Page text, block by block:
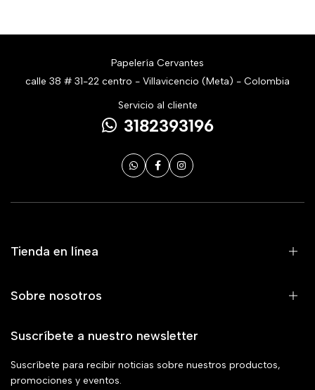
Papelería Cervantes
calle 38 # 31-22 centro - Villavicencio (Meta) - Colombia
Servicio al cliente
3182393196
Tienda en línea
Sobre nosotros
Suscríbete a nuestro newsletter
Suscríbete para recibir noticias sobre nuestros productos,
promociones y eventos.